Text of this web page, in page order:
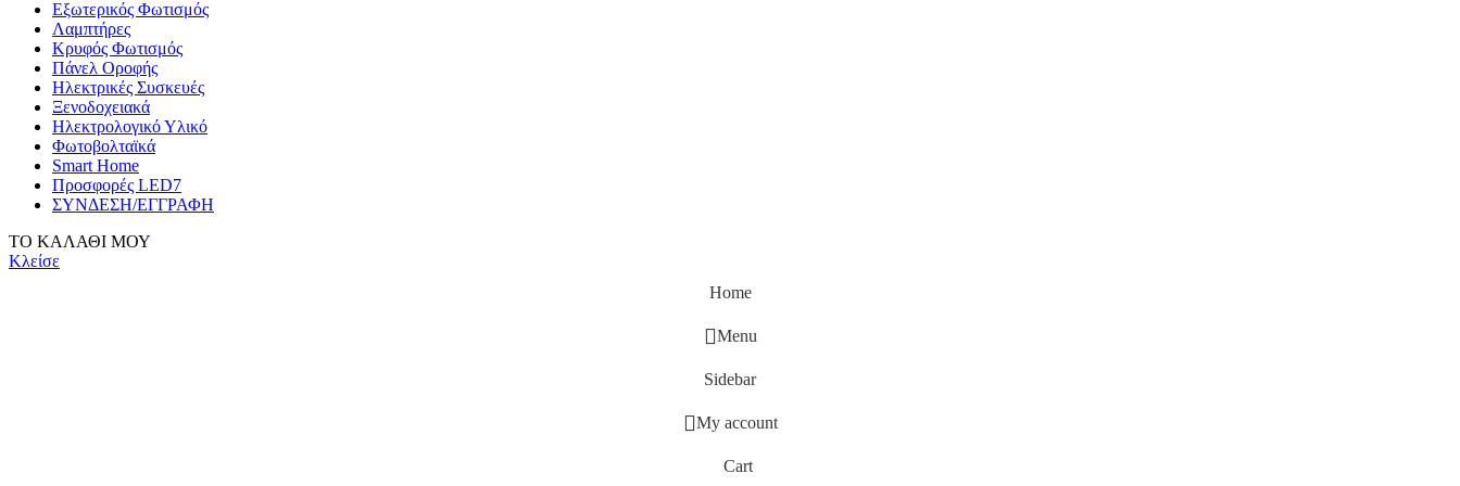
Εξωτερικός Φωτισμός
Λαμπτήρες
Κρυφός Φωτισμός
Πάνελ Οροφής
Ηλεκτρικές Συσκευές
Ξενοδοχειακά
Ηλεκτρολογικό Υλικό
Φωτοβολταϊκά
Smart Home
Προσφορές LED7
ΣΥΝΔΕΣΗ/ΕΓΓΡΑΦΗ
ΤΟ ΚΑΛΑΘΙ ΜΟΥ
Κλείσε
Home
Menu
Sidebar
My account
Cart